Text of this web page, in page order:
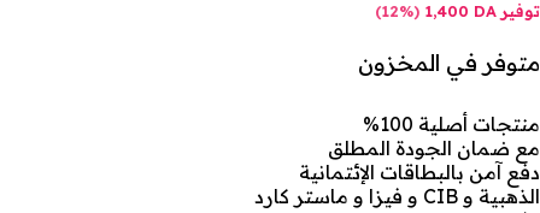
توفير 1,400 DA
(
12%
)
متوفر في المخزون
منتجات أصلية 100%
مع ضمان الجودة المطلق
دفع آمن بالبطاقات الإئتمانية
الذهبية و CIB و فيزا و ماستر كارد